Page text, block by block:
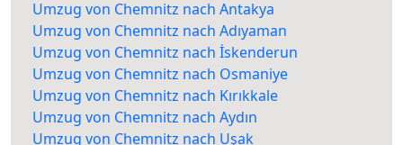
Umzug von Chemnitz nach Antakya
Umzug von Chemnitz nach Adıyaman
Umzug von Chemnitz nach İskenderun
Umzug von Chemnitz nach Osmaniye
Umzug von Chemnitz nach Kırıkkale
Umzug von Chemnitz nach Aydın
Umzug von Chemnitz nach Uşak